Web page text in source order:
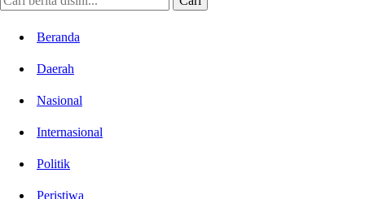
Beranda
Daerah
Nasional
Internasional
Politik
Peristiwa